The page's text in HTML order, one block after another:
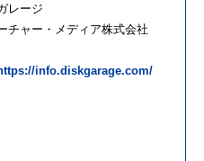
レージ
チャー・メディア株式会社
info.diskgarage.com/